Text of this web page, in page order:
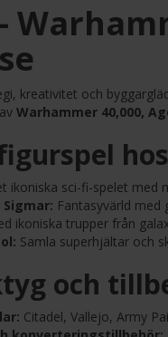
kreativitet och
Warhammer 40,000,
ikoniska sci-fi-spelet med
Fantasyvärld
ikoniska trupper från
Samla superhjältar och
och
Citadel, Vallejo, Army